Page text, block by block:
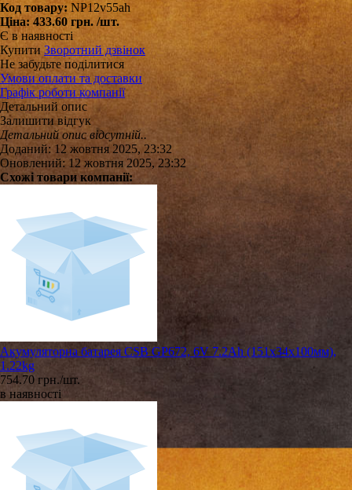
Код товару: NP12v55ah
Ціна: 433.60 грн. /шт.
Є в наявності
Купити Зворотний дзвінок
Не забудьте поділитися
Умови оплати та доставки
Графік роботи компанії
Детальний опис
Залишити відгук
Детальний опис відсутній..
Доданий: 12 жовтня 2025, 23:32
Оновлений: 12 жовтня 2025, 23:32
Схожі товари компанії:
Акумуляторна батарея CSB GP672, 6V 7.2Ah (151х34х100мм),
1.22kg
754.70 грн./шт.
в наявності